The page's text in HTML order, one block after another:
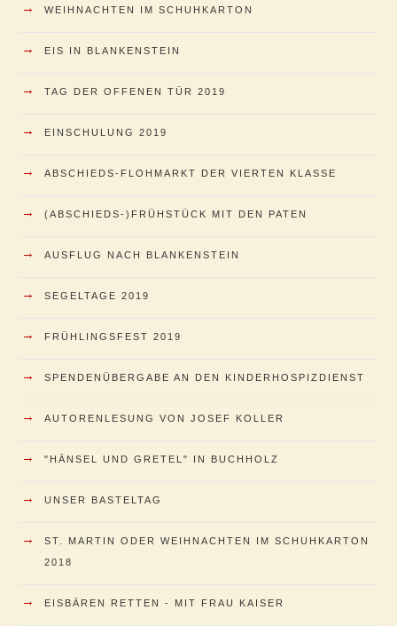
→ WEIHNACHTEN IM SCHUHKARTON
→ EIS IN BLANKENSTEIN
→ TAG DER OFFENEN TÜR 2019
→ EINSCHULUNG 2019
→ ABSCHIEDS-FLOHMARKT DER VIERTEN KLASSE
→ (ABSCHIEDS-)FRÜHSTÜCK MIT DEN PATEN
→ AUSFLUG NACH BLANKENSTEIN
→ SEGELTAGE 2019
→ FRÜHLINGSFEST 2019
→ SPENDENÜBERGABE AN DEN KINDERHOSPIZDIENST
→ AUTORENLESUNG VON JOSEF KOLLER
→ "HÄNSEL UND GRETEL" IN BUCHHOLZ
→ UNSER BASTELTAG
→
ST. MARTIN ODER WEIHNACHTEN IM SCHUHKARTON
2018
→ EISBÄREN RETTEN - MIT FRAU KAISER